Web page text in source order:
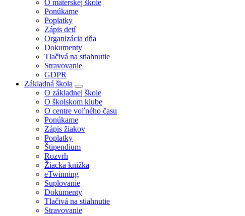
O materskej škole
Ponúkame
Poplatky
Zápis detí
Organizácia dňa
Dokumenty
Tlačivá na stiahnutie
Stravovanie
GDPR
Základná škola
O základnej škole
O školskom klube
O centre voľného času
Ponúkame
Zápis žiakov
Poplatky
Štipendium
Rozvrh
Žiacka knižka
eTwinning
Suplovanie
Dokumenty
Tlačivá na stiahnutie
Stravovanie